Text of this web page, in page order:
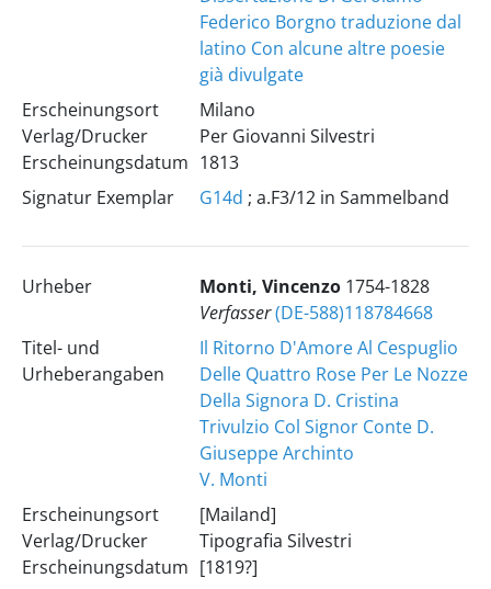
Federico Borgno traduzione dal
latino Con alcune altre poesie
già divulgate
Erscheinungsort
Verlag/Drucker
Erscheinungsdatum
Milano
Per Giovanni Silvestri
1813
Signatur Exemplar
G14d ; a.F3/12 in Sammelband
Urheber Monti, Vincenzo 1754-1828
Verfasser(DE-588)118784668
Titel- und
Urheberangaben
Il Ritorno D'Amore Al Cespuglio
Delle Quattro Rose Per Le Nozze
Della Signora D. Cristina
Trivulzio Col Signor Conte D.
Giuseppe Archinto
V. Monti
Erscheinungsort
Verlag/Drucker
Erscheinungsdatum
[Mailand]
Tipografia Silvestri
[1819?]